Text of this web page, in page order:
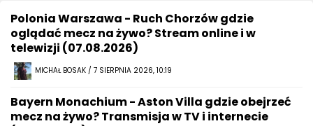
Polonia Warszawa - Ruch Chorzów gdzie
oglądać mecz na żywo? Stream online i w
telewizji (07.08.2026)
MICHAŁ BOSAK / 7 SIERPNIA 2026, 10:19
Bayern Monachium - Aston Villa gdzie obejrzeć
mecz na żywo? Transmisja w TV i internecie